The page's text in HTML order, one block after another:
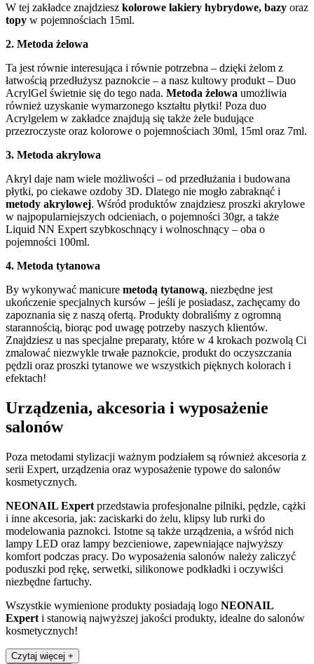
W tej zakładce znajdziesz kolorowe lakiery hybrydowe, bazy oraz
topy w pojemnościach 15ml.
2. Metoda żelowa
Ta jest równie interesująca i równie potrzebna – dzięki żelom z
łatwością przedłużysz paznokcie – a nasz kultowy produkt – Duo
AcrylGel świetnie się do tego nada. Metoda żelowa umożliwia
również uzyskanie wymarzonego kształtu płytki! Poza duo
Acrylgelem w zakładce znajdują się także żele budujące
przezroczyste oraz kolorowe o pojemnościach 30ml, 15ml oraz 7ml.
3. Metoda akrylowa
Akryl daje nam wiele możliwości – od przedłużania i budowana
płytki, po ciekawe ozdoby 3D. Dlatego nie mogło zabraknąć i
metody akrylowej. Wśród produktów znajdziesz proszki akrylowe
w najpopularniejszych odcieniach, o pojemności 30gr, a także
Liquid NN Expert szybkoschnący i wolnoschnący – oba o
pojemności 100ml.
4. Metoda tytanowa
By wykonywać manicure metodą tytanową, niezbędne jest
ukończenie specjalnych kursów – jeśli je posiadasz, zachęcamy do
zapoznania się z naszą ofertą. Produkty dobraliśmy z ogromną
starannością, biorąc pod uwagę potrzeby naszych klientów.
Znajdziesz u nas specjalne preparaty, które w 4 krokach pozwolą Ci
zmalować niezwykle trwałe paznokcie, produkt do oczyszczania
pędzli oraz proszki tytanowe we wszystkich pięknych kolorach i
efektach!
Urządzenia, akcesoria i wyposażenie
salonów
Poza metodami stylizacji ważnym podziałem są również akcesoria z
serii Expert, urządzenia oraz wyposażenie typowe do salonów
kosmetycznych.
NEONAIL Expert przedstawia profesjonalne pilniki, pędzle, cążki
i inne akcesoria, jak: zaciskarki do żelu, klipsy lub rurki do
modelowania paznokci. Istotne są także urządzenia, a wśród nich
lampy LED oraz lampy bezcieniowe, zapewniające najwyższy
komfort podczas pracy. Do wyposażenia salonów należy zaliczyć
poduszki pod rękę, serwetki, silikonowe podkładki i oczywiści
niezbędne fartuchy.
Wszystkie wymienione produkty posiadają logo NEONAIL
Expert i stanowią najwyższej jakości produkty, idealne do salonów
kosmetycznych!
Czytaj więcej +